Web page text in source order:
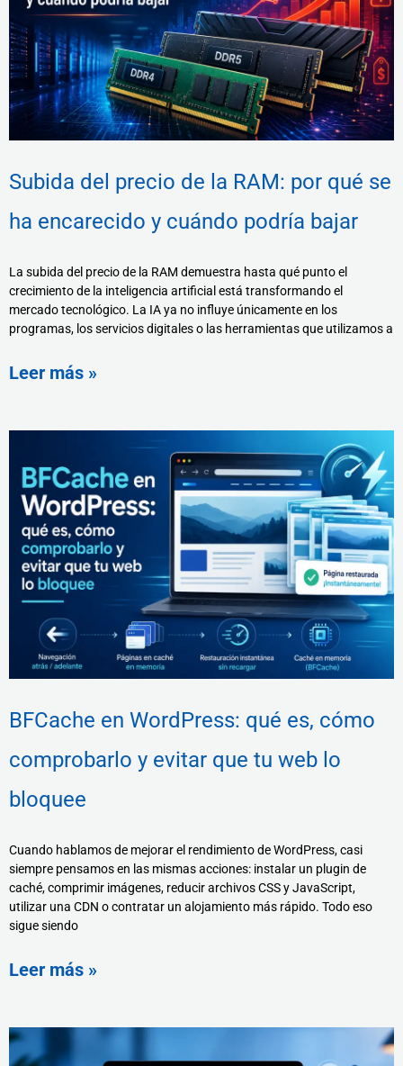
Subida del precio de la RAM: por qué se
ha encarecido y cuándo podría bajar
La subida del precio de la RAM demuestra hasta qué punto el
crecimiento de la inteligencia artificial está transformando el
mercado tecnológico. La IA ya no influye únicamente en los
programas, los servicios digitales o las herramientas que utilizamos a
Leer más »
BFCache en WordPress: qué es, cómo
comprobarlo y evitar que tu web lo
bloquee
Cuando hablamos de mejorar el rendimiento de WordPress, casi
siempre pensamos en las mismas acciones: instalar un plugin de
caché, comprimir imágenes, reducir archivos CSS y JavaScript,
utilizar una CDN o contratar un alojamiento más rápido. Todo eso
sigue siendo
Leer más »